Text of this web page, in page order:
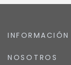
NOSOTROS